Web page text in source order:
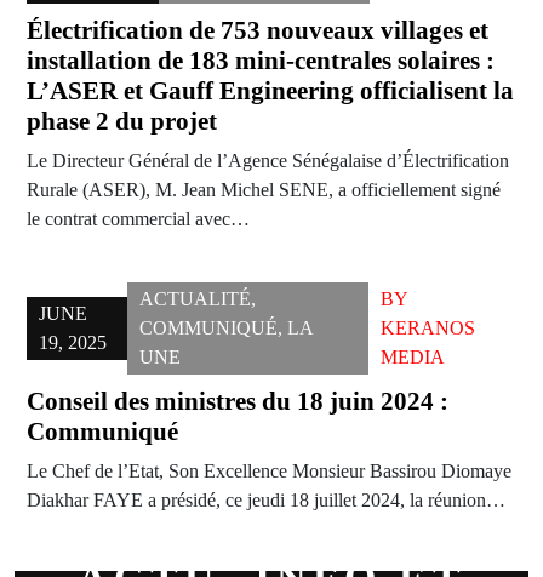
Électrification de 753 nouveaux villages et
installation de 183 mini-centrales solaires :
L’ASER et Gauff Engineering officialisent la
phase 2 du projet
Le Directeur Général de l’Agence Sénégalaise d’Électrification
Rurale (ASER), M. Jean Michel SENE, a officiellement signé
le contrat commercial avec…
JUNE
19, 2025
ACTUALITÉ,
COMMUNIQUÉ,LA
UNE
BY
KERANOS
MEDIA
Conseil des ministres du 18 juin 2024 :
Communiqué
Le Chef de l’Etat, Son Excellence Monsieur Bassirou Diomaye
Diakhar FAYE a présidé, ce jeudi 18 juillet 2024, la réunion…